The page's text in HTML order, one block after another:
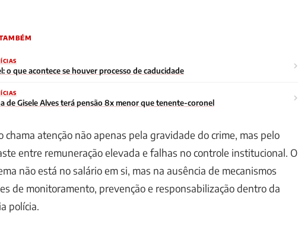
o que acontece se houver processo de caducidade
de Gisele Alves terá pensão 8x menor que tenente-coronel
chama atenção não apenas pela gravidade do crime, mas pelo
entre remuneração elevada e falhas no controle institucional. O
não está no salário em si, mas na ausência de mecanismos
de monitoramento, prevenção e responsabilização dentro da
polícia.